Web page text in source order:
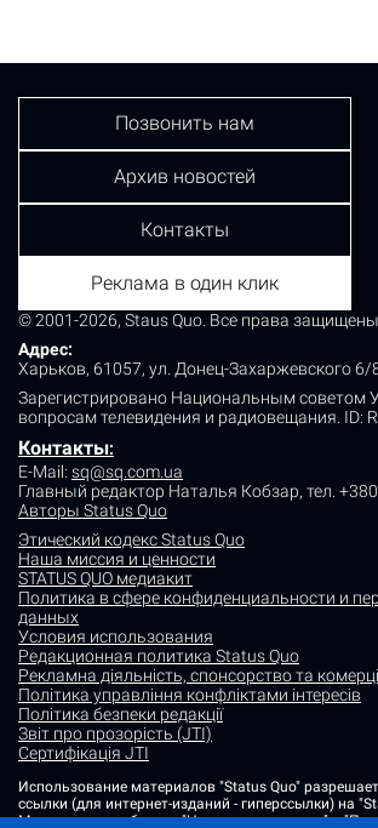
© 2001-2026, Staus Quo. Все права защищены.
Адрес:
Харьков, 61057, ул. Донец-Захаржевского 6/
Зарегистрировано Национальным советом
вопросам телевидения и радиовещания. ID:
Контакты:
E-Mail: sq@sq.com.ua
Главный редактор Наталья Кобзар, тел.
Авторы Status Quo
Этический кодекс Status Quo
Наша миссия и ценности
STATUS QUO медиакит
Политика в сфере конфиденциальности и
данных
Условия использования
Редакционная политика Status Quo
Рекламна діяльність, спонсорство та
Політика управління конфліктами інтересів
Політика безпеки редакції
Звіт про прозорість (JTI)
Сертифікація JTI
Позвонить нам
Архив новостей
Контакты
Реклама в один клик
Использование материалов "Status Quo"
ссылки (для интернет-изданий - гиперссылки) на
Материалы в рубриках "Новости партнеров" и